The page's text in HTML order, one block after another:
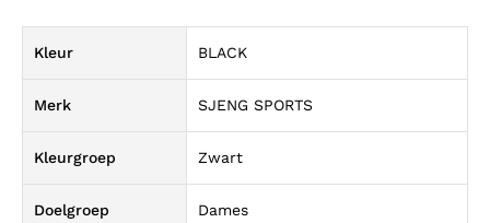
Kleur BLACK
Merk SJENG SPORTS
Kleurgroep Zwart
Doelgroep Dames